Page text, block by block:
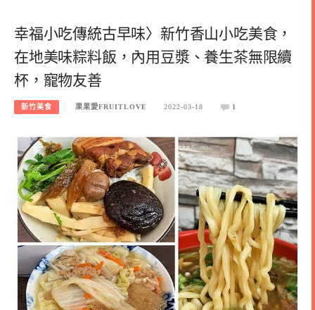
幸福小吃傳統古早味〉新竹香山小吃美食，
在地美味粽料飯，內用豆漿、養生茶無限續
杯，寵物友善
新竹美食 果果愛FRUITLOVE 2022-03-18 1